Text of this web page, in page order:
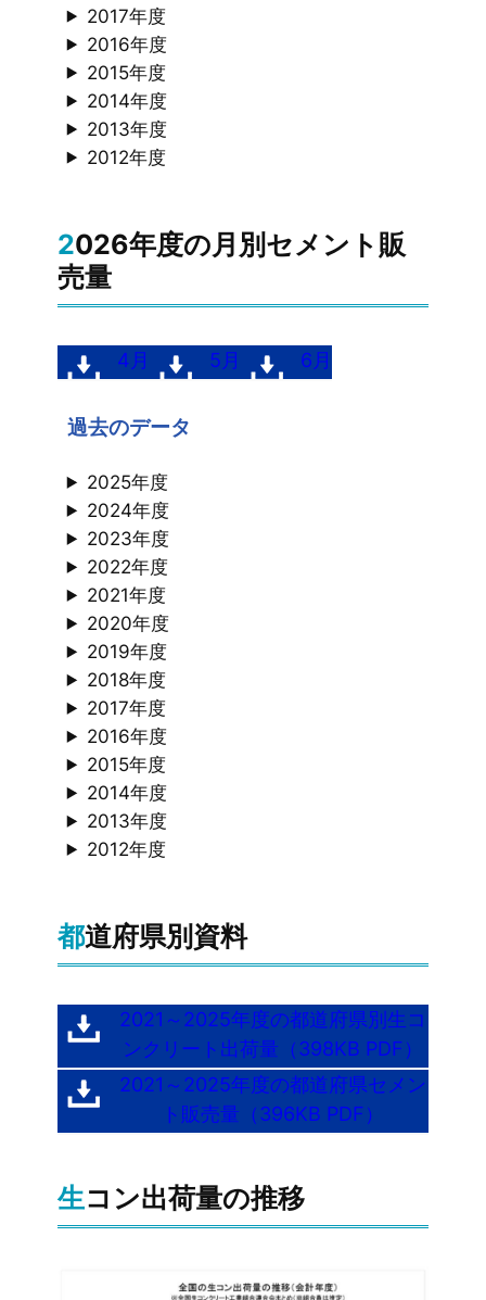
2017年度
2016年度
2015年度
2014年度
2013年度
2012年度
2026年度の月別セメント販
売量
4月 5月 6月
過去のデータ
2025年度
2024年度
2023年度
2022年度
2021年度
2020年度
2019年度
2018年度
2017年度
2016年度
2015年度
2014年度
2013年度
2012年度
都道府県別資料
2021～2025年度の都道府県別生コ
ンクリート出荷量（398KB PDF）
2021～2025年度の都道府県セメン
ト販売量（396KB PDF）
生コン出荷量の推移